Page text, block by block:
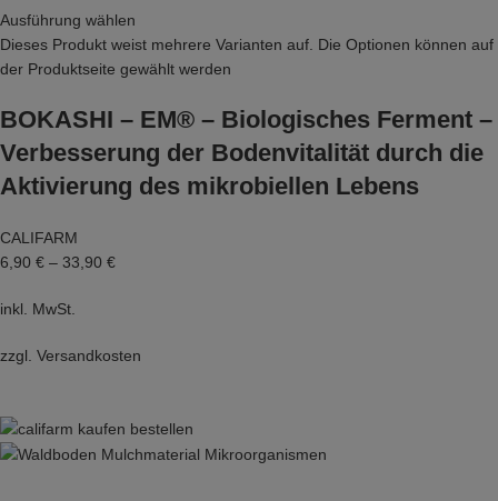
Ausführung wählen
Dieses Produkt weist mehrere Varianten auf. Die Optionen können auf
der Produktseite gewählt werden
BOKASHI – EM® – Biologisches Ferment –
Verbesserung der Bodenvitalität durch die
Aktivierung des mikrobiellen Lebens
CALIFARM
6,90 € – 33,90 €
inkl. MwSt.
zzgl. Versandkosten